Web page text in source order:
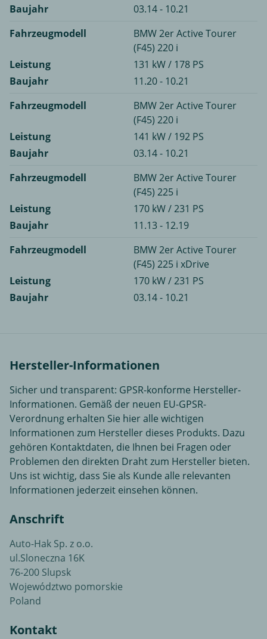
Baujahr
03.14 - 10.21
Fahrzeugmodell
BMW 2er Active Tourer
(F45) 220 i
Leistung
131 kW / 178 PS
Baujahr
11.20 - 10.21
Fahrzeugmodell
BMW 2er Active Tourer
(F45) 220 i
Leistung
141 kW / 192 PS
Baujahr
03.14 - 10.21
Fahrzeugmodell
BMW 2er Active Tourer
(F45) 225 i
Leistung
170 kW / 231 PS
Baujahr
11.13 - 12.19
Fahrzeugmodell
BMW 2er Active Tourer
(F45) 225 i xDrive
Leistung
170 kW / 231 PS
Baujahr
03.14 - 10.21
Hersteller-Informationen
Sicher und transparent: GPSR-konforme Hersteller-
Informationen. Gemäß der neuen EU-GPSR-
Verordnung erhalten Sie hier alle wichtigen
Informationen zum Hersteller dieses Produkts. Dazu
gehören Kontaktdaten, die Ihnen bei Fragen oder
Problemen den direkten Draht zum Hersteller bieten.
Uns ist wichtig, dass Sie als Kunde alle relevanten
Informationen jederzeit einsehen können.
Anschrift
Auto-Hak Sp. z o.o.
ul.Sloneczna 16K
76-200 Slupsk
Województwo pomorskie
Poland
Kontakt